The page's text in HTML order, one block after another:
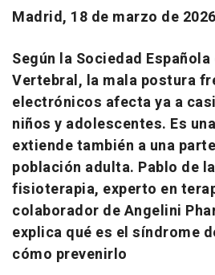
Madrid, 18 de marzo de
Según la Sociedad
Vertebral, la mala postura
electrónicos afecta ya a
niños y adolescentes. Es
extiende también a una
población adulta. Pablo de
fisioterapia, experto en
colaborador de Angelini
explica qué es el síndrome
cómo prevenirlo